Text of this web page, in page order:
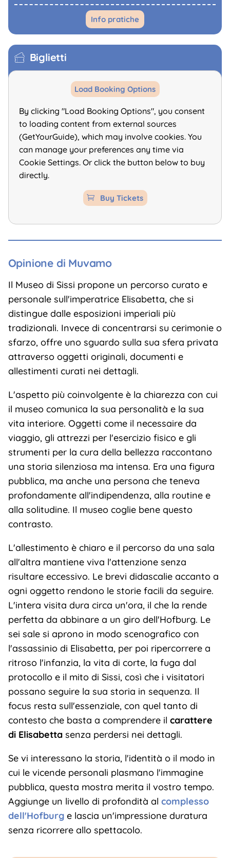
Info pratiche
Biglietti
Load Booking Options
By clicking "Load Booking Options", you consent
to loading content from external sources
(GetYourGuide), which may involve cookies. You
can manage your preferences any time via
Cookie Settings. Or click the button below to buy
directly.
 Buy Tickets
Opinione di Muvamo
Il Museo di Sissi propone un percorso curato e
personale sull'imperatrice Elisabetta, che si
distingue dalle esposizioni imperiali più
tradizionali. Invece di concentrarsi su cerimonie o
sfarzo, offre uno sguardo sulla sua sfera privata
attraverso oggetti originali, documenti e
allestimenti curati nei dettagli.
L'aspetto più coinvolgente è la chiarezza con cui
il museo comunica la sua personalità e la sua
vita interiore. Oggetti come il necessaire da
viaggio, gli attrezzi per l'esercizio fisico e gli
strumenti per la cura della bellezza raccontano
una storia silenziosa ma intensa. Era una figura
pubblica, ma anche una persona che teneva
profondamente all'indipendenza, alla routine e
alla solitudine. Il museo coglie bene questo
contrasto.
L'allestimento è chiaro e il percorso da una sala
all'altra mantiene viva l'attenzione senza
risultare eccessivo. Le brevi didascalie accanto a
ogni oggetto rendono le storie facili da seguire.
L'intera visita dura circa un'ora, il che la rende
perfetta da abbinare a un giro dell'Hofburg. Le
sei sale si aprono in modo scenografico con
l'assassinio di Elisabetta, per poi ripercorrere a
ritroso l'infanzia, la vita di corte, la fuga dal
protocollo e il mito di Sissi, così che i visitatori
possano seguire la sua storia in sequenza. Il
focus resta sull'essenziale, con quel tanto di
contesto che basta a comprendere il carattere
di Elisabettasenza perdersi nei dettagli.
Se vi interessano la storia, l'identità o il modo in
cui le vicende personali plasmano l'immagine
pubblica, questa mostra merita il vostro tempo.
Aggiunge un livello di profondità al complesso
dell'Hofburge lascia un'impressione duratura
senza ricorrere allo spettacolo.